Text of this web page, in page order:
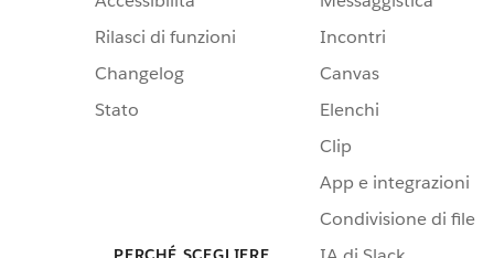
Rilasci di funzioni
Changelog
Stato
Incontri
Canvas
Elenchi
Clip
App e integrazioni
Condivisione di file